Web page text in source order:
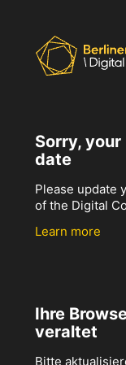
Sorry,
date
Please update
of the Digital
Learn more
Ihre
veraltet
Bitte